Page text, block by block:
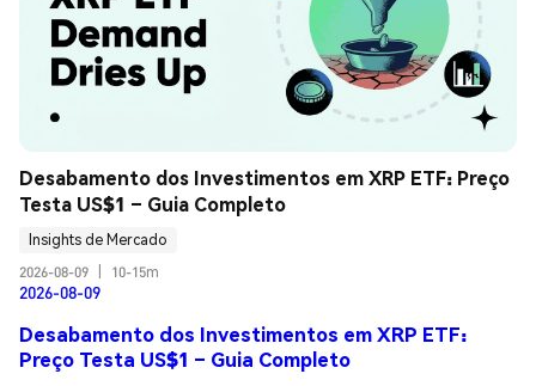
Desabamento dos Investimentos em XRP ETF: Preço
Testa US$1 – Guia Completo
Insights de Mercado
2026-08-09
10-15m
2026-08-09
Desabamento dos Investimentos em XRP ETF:
Preço Testa US$1 – Guia Completo